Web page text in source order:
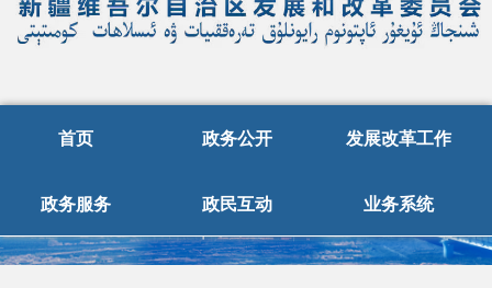
首页 政务公开 发展改革工作
政务服务 政民互动 业务系统